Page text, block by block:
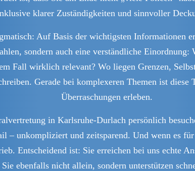
klarer Zuständigkeiten und sinnvoller
Auf Basis der wichtigsten Informationen
sondern auch eine verständliche Einordnung:
Fall wirklich relevant? Wo liegen Grenzen,
Gerade bei komplexeren Themen ist diese
Überraschungen erleben.
in Karlsruhe-Durlach persönlich
– unkompliziert und zeitsparend. Und wenn es
Entscheidend ist: Sie erreichen bei uns echte
ebenfalls nicht allein, sondern unterstützen